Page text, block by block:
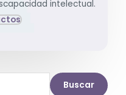
intelectual.
Buscar